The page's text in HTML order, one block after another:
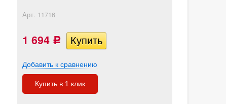
Арт. 11716
1 694 Р
Добавить к сравнению
Купить в 1 клик